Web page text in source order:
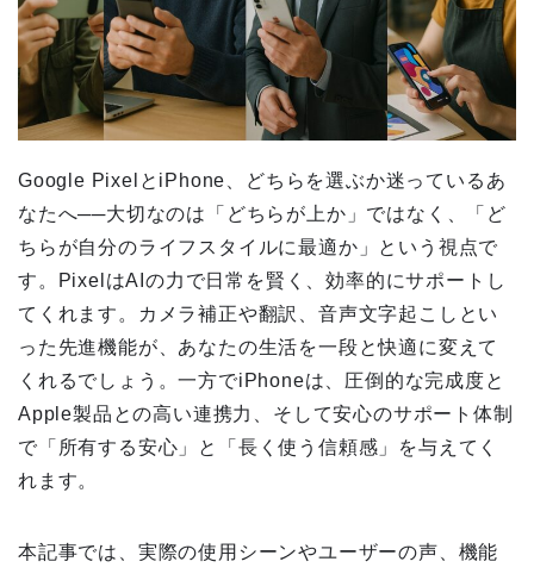
Google PixelとiPhone、どちらを選ぶか迷っているあ
なたへ──大切なのは「どちらが上か」ではなく、「ど
ちらが自分のライフスタイルに最適か」という視点で
す。PixelはAIの力で日常を賢く、効率的にサポートし
てくれます。カメラ補正や翻訳、音声文字起こしとい
った先進機能が、あなたの生活を一段と快適に変えて
くれるでしょう。一方でiPhoneは、圧倒的な完成度と
Apple製品との高い連携力、そして安心のサポート体制
で「所有する安心」と「長く使う信頼感」を与えてく
れます。
本記事では、実際の使用シーンやユーザーの声、機能